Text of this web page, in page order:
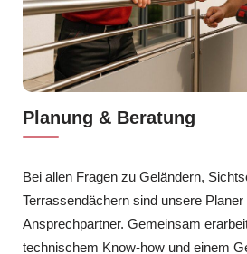
Planung & Beratung
Bei allen Fragen zu Geländern,
Terrassendächern sind unsere
Ansprechpartner. Gemeinsam
technischem Know-how und einem